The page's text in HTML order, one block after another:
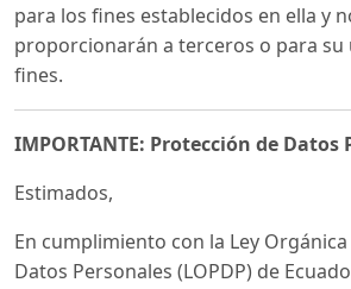
para los fines establecidos en ella y
proporcionarán a terceros o para su
fines.
IMPORTANTE: Protección de Datos
Estimados,
En cumplimiento con la Ley
Datos Personales (LOPDP) de